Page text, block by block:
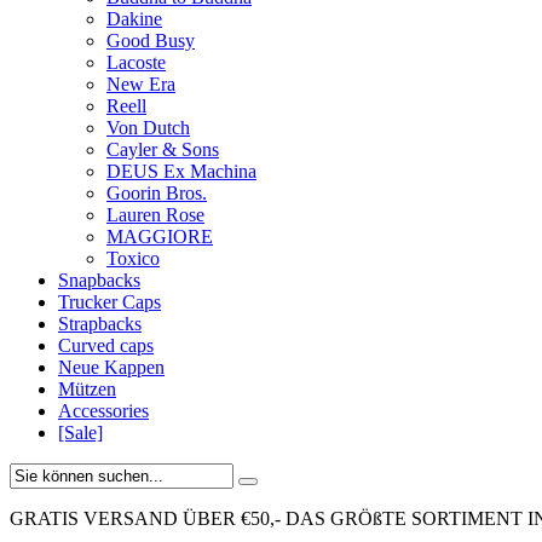
Dakine
Good Busy
Lacoste
New Era
Reell
Von Dutch
Cayler & Sons
DEUS Ex Machina
Goorin Bros.
Lauren Rose
MAGGIORE
Toxico
Snapbacks
Trucker Caps
Strapbacks
Curved caps
Neue Kappen
Mützen
Accessories
[Sale]
GRATIS VERSAND ÜBER €50,- DAS GRÖßTE SORTIMENT